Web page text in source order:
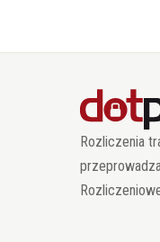
Rozliczenia